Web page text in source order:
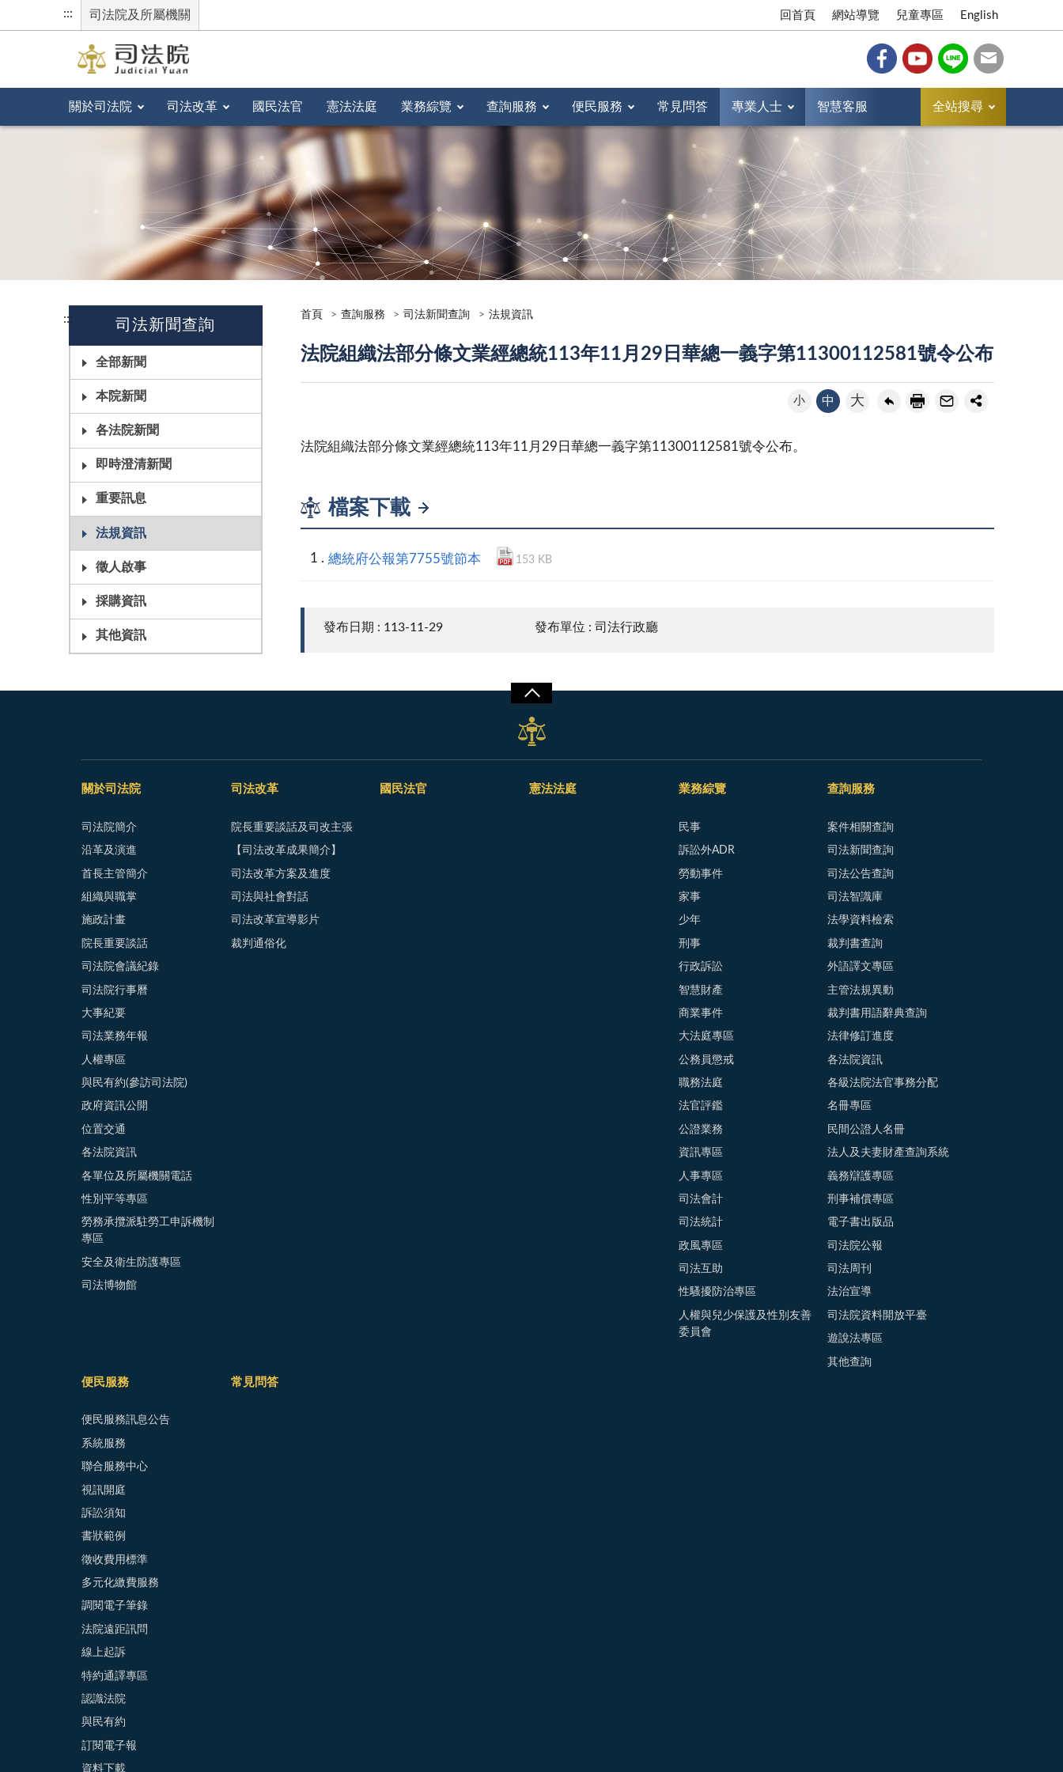
::: 司法院及所屬機關 回首頁 網站導覽 兒童專區 English
關於司法院 司法改革 國民法官 憲法法庭 業務綜覽 查詢服務 便民服務 常見問答 專業人士 智慧客服 全站搜尋
::: 司法新聞查詢
全部新聞
本院新聞
各法院新聞
即時澄清新聞
重要訊息
法規資訊
徵人啟事
採購資訊
其他資訊
首頁 查詢服務 司法新聞查詢 法規資訊
法院組織法部分條文業經總統113年11月29日華總一義字第11300112581號令公布
小 中 大
法院組織法部分條文業經總統113年11月29日華總一義字第11300112581號令公布。
檔案下載
總統府公報第7755號節本 153 KB
發布日期 : 113-11-29 發布單位 : 司法行政廳
關於司法院
司法院簡介
沿革及演進
首長主管簡介
組織與職掌
施政計畫
院長重要談話
司法院會議紀錄
司法院行事曆
大事紀要
司法業務年報
人權專區
與民有約(參訪司法院)
政府資訊公開
位置交通
各法院資訊
各單位及所屬機關電話
性別平等專區
勞務承攬派駐勞工申訴機制
專區
安全及衛生防護專區
司法博物館
司法改革
院長重要談話及司改主張
【司法改革成果簡介】
司法改革方案及進度
司法與社會對話
司法改革宣導影片
裁判通俗化
國民法官 憲法法庭 業務綜覽
民事
訴訟外ADR
勞動事件
家事
少年
刑事
行政訴訟
智慧財產
商業事件
大法庭專區
公務員懲戒
職務法庭
法官評鑑
公證業務
資訊專區
人事專區
司法會計
司法統計
政風專區
司法互助
性騷擾防治專區
人權與兒少保護及性別友善
委員會
查詢服務
案件相關查詢
司法新聞查詢
司法公告查詢
司法智識庫
法學資料檢索
裁判書查詢
外語譯文專區
主管法規異動
裁判書用語辭典查詢
法律修訂進度
各法院資訊
各級法院法官事務分配
名冊專區
民間公證人名冊
法人及夫妻財產查詢系統
義務辯護專區
刑事補償專區
電子書出版品
司法院公報
司法周刊
法治宣導
司法院資料開放平臺
遊說法專區
其他查詢
便民服務
便民服務訊息公告
系統服務
聯合服務中心
視訊開庭
訴訟須知
書狀範例
徵收費用標準
多元化繳費服務
調閱電子筆錄
法院遠距訊問
線上起訴
特約通譯專區
認識法院
與民有約
訂閱電子報
資料下載
常見問答